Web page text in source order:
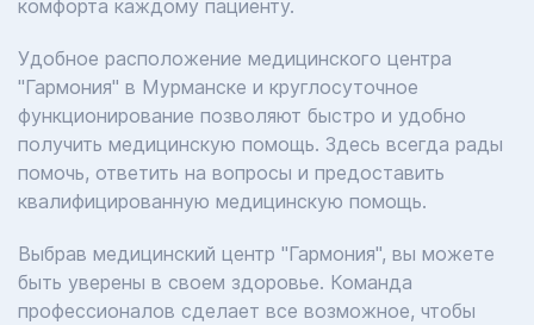
комфорта каждому пациенту.
Удобное расположение медицинского центра
"Гармония" в Мурманске и круглосуточное
функционирование позволяют быстро и удобно
получить медицинскую помощь. Здесь всегда рады
помочь, ответить на вопросы и предоставить
квалифицированную медицинскую помощь.
Выбрав медицинский центр "Гармония", вы можете
быть уверены в своем здоровье. Команда
профессионалов сделает все возможное, чтобы